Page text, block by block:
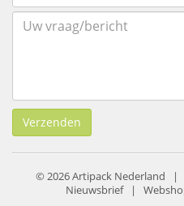
Verzenden
© 2026 Artipack Nederland |
Nieuwsbrief|